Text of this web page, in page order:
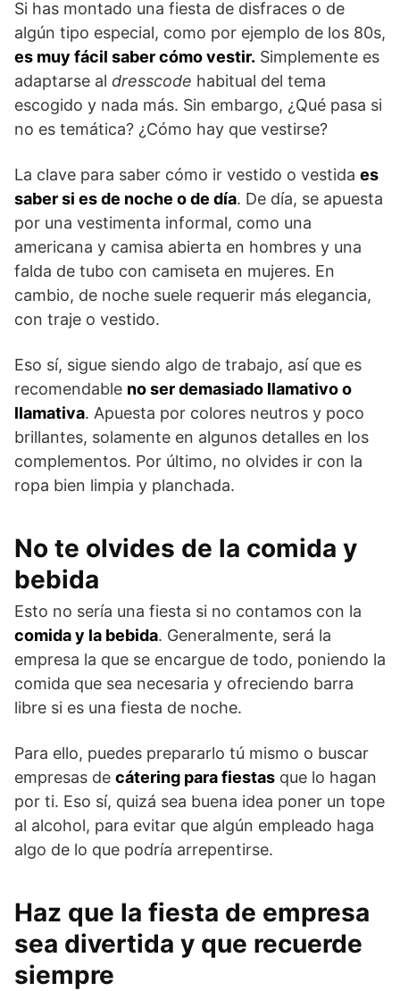
Si has montado una fiesta de disfraces o de
algún tipo especial, como por ejemplo de los 80s,
es muy fácil saber cómo vestir. Simplemente es
adaptarse al dresscode habitual del tema
escogido y nada más. Sin embargo, ¿Qué pasa si
no es temática? ¿Cómo hay que vestirse?
La clave para saber cómo ir vestido o vestida es
saber si es de noche o de día. De día, se apuesta
por una vestimenta informal, como una
americana y camisa abierta en hombres y una
falda de tubo con camiseta en mujeres. En
cambio, de noche suele requerir más elegancia,
con traje o vestido.
Eso sí, sigue siendo algo de trabajo, así que es
recomendable no ser demasiado llamativo o
llamativa. Apuesta por colores neutros y poco
brillantes, solamente en algunos detalles en los
complementos. Por último, no olvides ir con la
ropa bien limpia y planchada.
No te olvides de la comida y
bebida
Esto no sería una fiesta si no contamos con la
comida y la bebida. Generalmente, será la
empresa la que se encargue de todo, poniendo la
comida que sea necesaria y ofreciendo barra
libre si es una fiesta de noche.
Para ello, puedes prepararlo tú mismo o buscar
empresas de cátering para fiestas que lo hagan
por ti. Eso sí, quizá sea buena idea poner un tope
al alcohol, para evitar que algún empleado haga
algo de lo que podría arrepentirse.
Haz que la fiesta de empresa
sea divertida y que recuerde
siempre